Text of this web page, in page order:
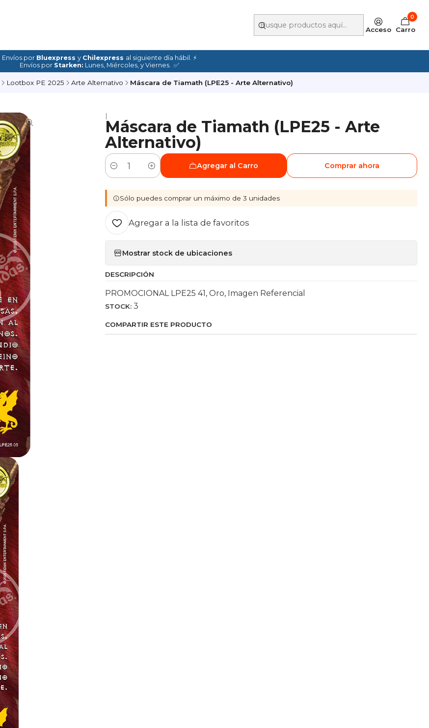
Acceso
0
Carro
Envíos por Bluexpress y Chilexpress al siguiente día hábil. ⚡
Envíos por Starken: Lunes, Miércoles, y Viernes. ✅
Lootbox PE 2025 Arte Alternativo Máscara de Tiamath (LPE25 - Arte Alternativo)
|
Máscara de Tiamath (LPE25 - Arte
Alternativo)
Cantidad
Agregar al Carro Comprar ahora
Sólo puedes comprar un máximo de 3 unidades
Agregar a la lista de favoritos
Mostrar stock de ubicaciones
DESCRIPCIÓN
PROMOCIONAL LPE25 41, Oro, Imagen Referencial
STOCK: 3
COMPARTIR ESTE PRODUCTO